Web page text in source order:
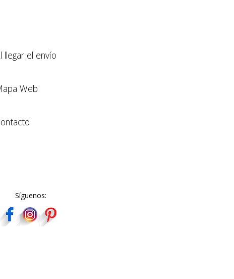
llegar el envío
Web
Síguenos: